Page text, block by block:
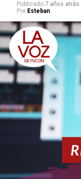
Publicado 7 años atrás
Por Esteban